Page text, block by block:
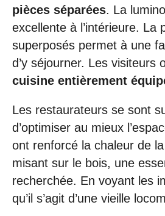
pièces séparées. La
excellente à l’intérieure. La
superposés permet à une
d’y séjourner. Les visiteurs
cuisine entièrement
Les restaurateurs se sont
d’optimiser au mieux
ont renforcé la chaleur de
misant sur le bois, une
recherchée. En voyant les
qu’il s’agit d’une vieille